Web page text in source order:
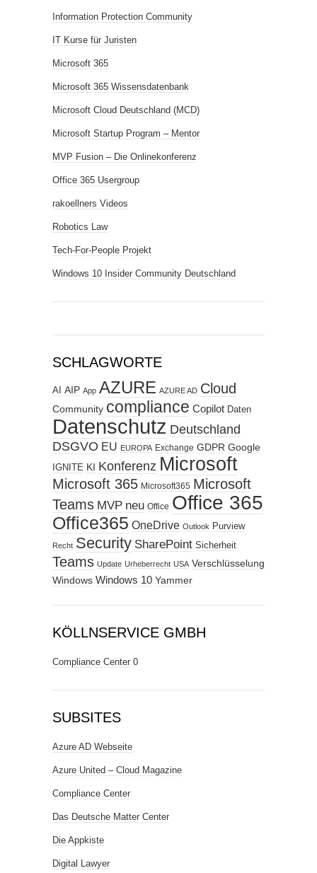
Information Protection Community
IT Kurse für Juristen
Microsoft 365
Microsoft 365 Wissensdatenbank
Microsoft Cloud Deutschland (MCD)
Microsoft Startup Program – Mentor
MVP Fusion – Die Onlinekonferenz
Office 365 Usergroup
rakoellners Videos
Robotics Law
Tech-For-People Projekt
Windows 10 Insider Community Deutschland
SCHLAGWORTE
AI AIP App AZURE AZURE AD Cloud
Community compliance Copilot Daten
Datenschutz Deutschland
DSGVO EU EUROPA Exchange GDPR Google
IGNITE KI Konferenz Microsoft
Microsoft 365 Microsoft365 Microsoft
Teams MVP neu Office Office 365
Office365 OneDrive Outlook Purview
Recht Security SharePoint Sicherheit
Teams Update Urheberrecht USA Verschlüsselung
Windows Windows 10 Yammer
KÖLLNSERVICE GMBH
Compliance Center 0
SUBSITES
Azure AD Webseite
Azure United – Cloud Magazine
Compliance Center
Das Deutsche Matter Center
Die Appkiste
Digital Lawyer